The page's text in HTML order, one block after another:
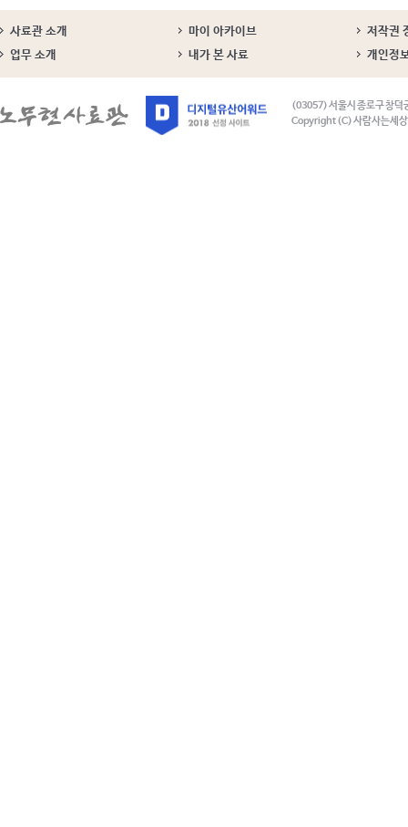
사료관 소개 마이 아카이브
저작권
업무 소개
내가 본 사료 개인정
(03057) 서울시 종로구 창덕
Copyright (C) 사람사는세